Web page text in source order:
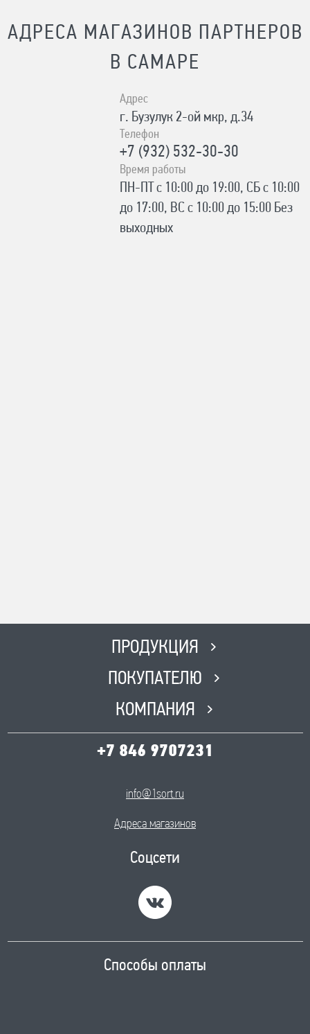
АДРЕСА МАГАЗИНОВ ПАРТНЕРОВ
В САМАРЕ
Адрес
г. Бузулук 2-ой мкр, д.34
Телефон
+7 (932) 532-30-30
Время работы
ПН-ПТ с 10:00 до 19:00, СБ с 10:00
до 17:00, ВС с 10:00 до 15:00 Без
выходных
ПРОДУКЦИЯ
ПОКУПАТЕЛЮ
КОМПАНИЯ
+7 846 9707231
info@1sort.ru
Адреса магазинов
Соцсети
Способы оплаты